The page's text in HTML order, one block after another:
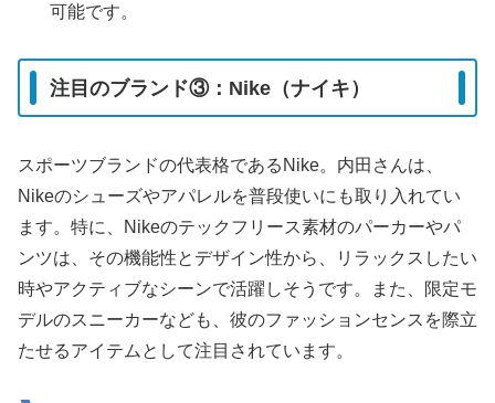
可能です。
注目のブランド③：Nike（ナイキ）
スポーツブランドの代表格であるNike。内田さんは、
Nikeのシューズやアパレルを普段使いにも取り入れてい
ます。特に、Nikeのテックフリース素材のパーカーやパ
ンツは、その機能性とデザイン性から、リラックスしたい
時やアクティブなシーンで活躍しそうです。また、限定モ
デルのスニーカーなども、彼のファッションセンスを際立
たせるアイテムとして注目されています。